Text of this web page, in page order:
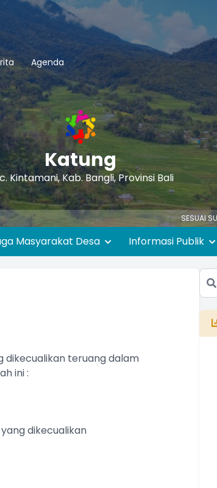
Agenda
Katung
Kintamani, Kab. Bangli, Provinsi Bali
SESUAI SURAT
Masyarakat Desa Informasi Publik
dikecualikan teruang dalam
ini :
dikecualikan